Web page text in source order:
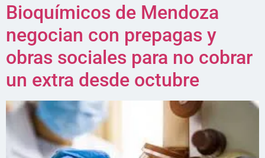
Bioquímicos de Mendoza
negocian con prepagas y
obras sociales para no cobrar
un extra desde octubre